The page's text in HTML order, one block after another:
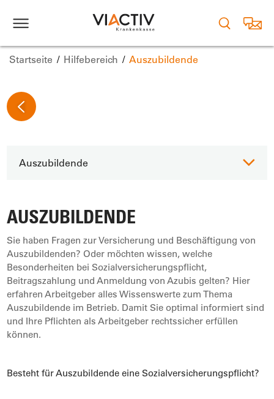
Startseite Hilfebereich Auszubildende
Auszubildende
AUSZUBILDENDE
Sie haben Fragen zur Versicherung und Beschäftigung von
Auszubildenden? Oder möchten wissen, welche
Besonderheiten bei Sozialversicherungspflicht,
Beitragszahlung und Anmeldung von Azubis gelten? Hier
erfahren Arbeitgeber alles Wissenswerte zum Thema
Auszubildende im Betrieb. Damit Sie optimal informiert sind
und Ihre Pflichten als Arbeitgeber rechtssicher erfüllen
können.
Besteht für Auszubildende eine Sozialversicherungspflicht?